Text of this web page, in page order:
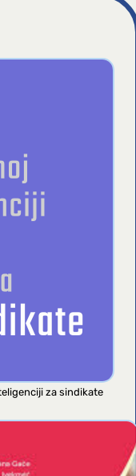
za sindikate